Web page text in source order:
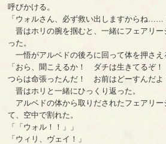
呼びかける。
「ウォルさん、必ず救い出しますからね……
晋はホリの腕を掴むと、一緒にフェアリー
った。
一悟がアルベドの後ろに回って体を押さえ
「おら、聞こえるか！ ダチは生きてるぞ
つらは命張ったんだ！ お前はどーすんだよ
晋はホリと一緒にひっくり返った。
アルベドの体から取りだされたフェアリー
て、空中で割れた。
「「ウォル！！」」
「ウィリ、ヴェイ！」